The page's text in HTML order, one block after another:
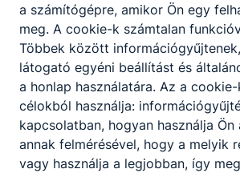
a számítógépre, amikor Ön egy
meg. A cookie-k számtalan
Többek között
látogató egyéni beállítást és
a honlap használatára. Az a
célokból használja:
kapcsolatban, hogyan használja
annak felmérésével, hogy a melyik
vagy használja a legjobban, így